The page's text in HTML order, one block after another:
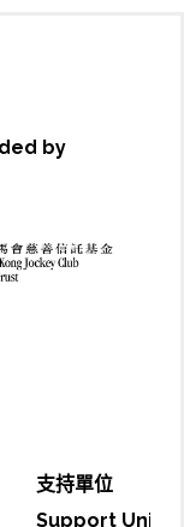
by
支持單位
Support Unit